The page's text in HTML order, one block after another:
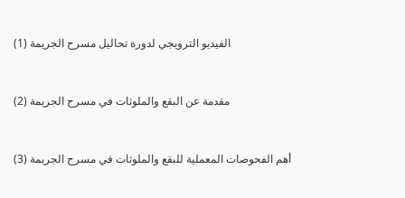
(1) الفيديو الترويجي لدورة تحاليل مسرح الجريمة
(2) مقدمة عن البقع والملوثات في مسرح الجريمة
(3) أهم الفحوصات المعملية للبقع والملوثات في مسرح الجريمة